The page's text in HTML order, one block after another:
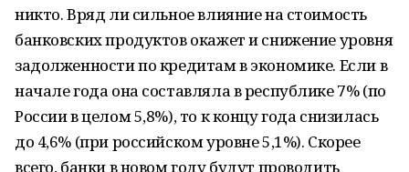
никто. Вряд ли сильное влияние на стоимость
банковских продуктов окажет и снижение уровня
задолженности по кредитам в экономике. Если в
начале года она составляла в республике 7% (по
России в целом 5,8%), то к концу года снизилась
до 4,6% (при российском уровне 5,1%). Скорее
всего, банки в новом году будут проводить